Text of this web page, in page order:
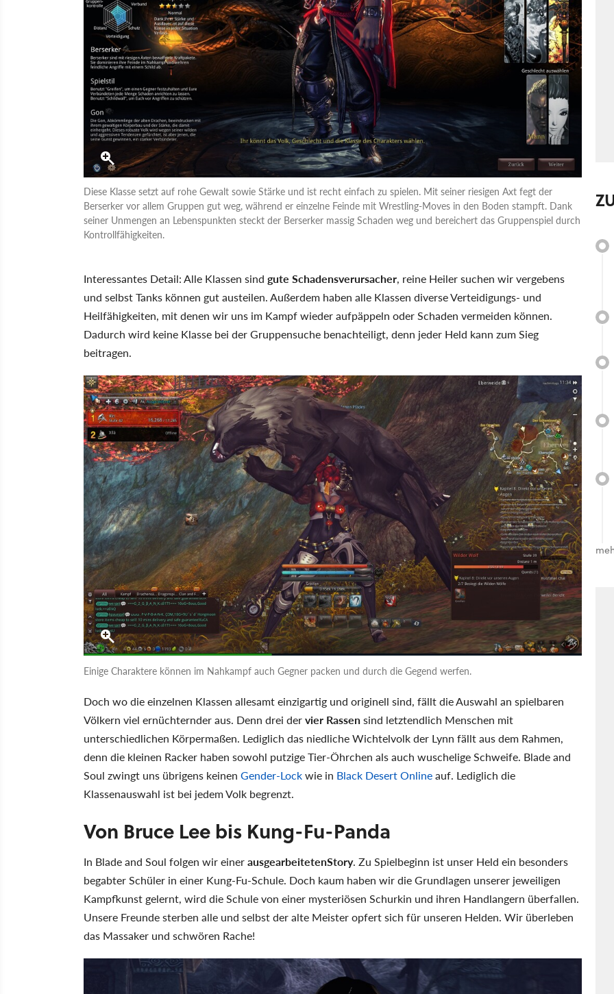
Diese Klasse setzt auf rohe Gewalt sowie Stärke und ist recht einfach zu spielen. Mit seiner riesigen Axt fegt der
Berserker vor allem Gruppen gut weg, während er einzelne Feinde mit Wrestling-Moves in den Boden stampft. Dank
seiner Unmengen an Lebenspunkten steckt der Berserker massig Schaden weg und bereichert das Gruppenspiel durch
Kontrollfähigkeiten.
Interessantes Detail: Alle Klassen sind gute Schadensverursacher, reine Heiler suchen wir vergebens
und selbst Tanks können gut austeilen. Außerdem haben alle Klassen diverse Verteidigungs- und
Heilfähigkeiten, mit denen wir uns im Kampf wieder aufpäppeln oder Schaden vermeiden können.
Dadurch wird keine Klasse bei der Gruppensuche benachteiligt, denn jeder Held kann zum Sieg
beitragen.
Einige Charaktere können im Nahkampf auch Gegner packen und durch die Gegend werfen.
Doch wo die einzelnen Klassen allesamt einzigartig und originell sind, fällt die Auswahl an spielbaren
Völkern viel ernüchternder aus. Denn drei dervier Rassensind letztendlich Menschen mit
unterschiedlichen Körpermaßen. Lediglich das niedliche Wichtelvolk der Lynn fällt aus dem Rahmen,
denn die kleinen Racker haben sowohl putzige Tier-Öhrchen als auch wuschelige Schweife. Blade and
Soul zwingt uns übrigens keinen Gender-Lockwie in Black Desert Onlineauf. Lediglich die
Klassenauswahl ist bei jedem Volk begrenzt.
Von Bruce Lee bis Kung-Fu-Panda
In Blade and Soul folgen wir einerausgearbeitetenStory. Zu Spielbeginn ist unser Held ein besonders
begabter Schüler in einer Kung-Fu-Schule. Doch kaum haben wir die Grundlagen unserer jeweiligen
Kampfkunst gelernt, wird die Schule von einer mysteriösen Schurkin und ihren Handlangern überfallen.
Unsere Freunde sterben alle und selbst der alte Meister opfert sich für unseren Helden. Wir überleben
das Massaker und schwören Rache!